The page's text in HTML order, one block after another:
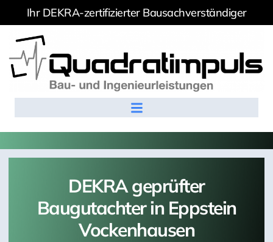
Ihr DEKRA-zertifizierter Bausachverständiger
DEKRA geprüfter
Baugutachter in Eppstein
Vockenhausen